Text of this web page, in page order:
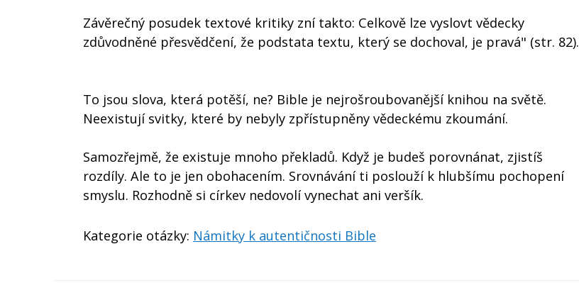
Závěrečný posudek textové kritiky zní takto: Celkově lze vyslovt vědecky
zdůvodněné přesvědčení, že podstata textu, který se dochoval, je pravá" (str. 82).
To jsou slova, která potěší, ne? Bible je nejrošroubovanější knihou na světě.
Neexistují svitky, které by nebyly zpřístupněny vědeckému zkoumání.
Samozřejmě, že existuje mnoho překladů. Když je budeš porovnánat, zjistíš
rozdíly. Ale to je jen obohacením. Srovnávání ti poslouží k hlubšímu pochopení
smyslu. Rozhodně si církev nedovolí vynechat ani veršík.
Kategorie otázky: Námitky k autentičnosti Bible